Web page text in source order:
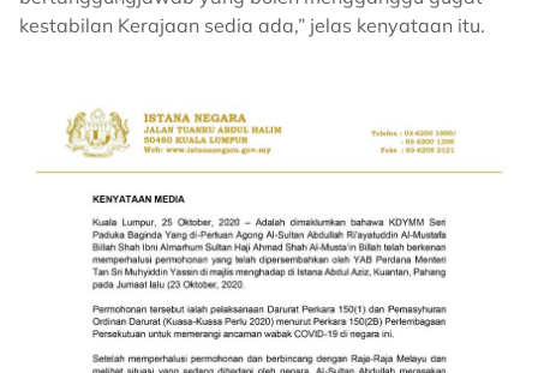
kestabilan Kerajaan sedia ada,” jelas kenyataan itu.